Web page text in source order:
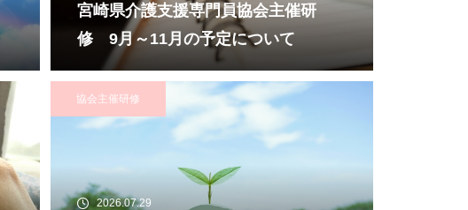
宮崎県介護支援専門員協会主催研
修 9月～11月の予定について
協会主催研修
2026.07.29